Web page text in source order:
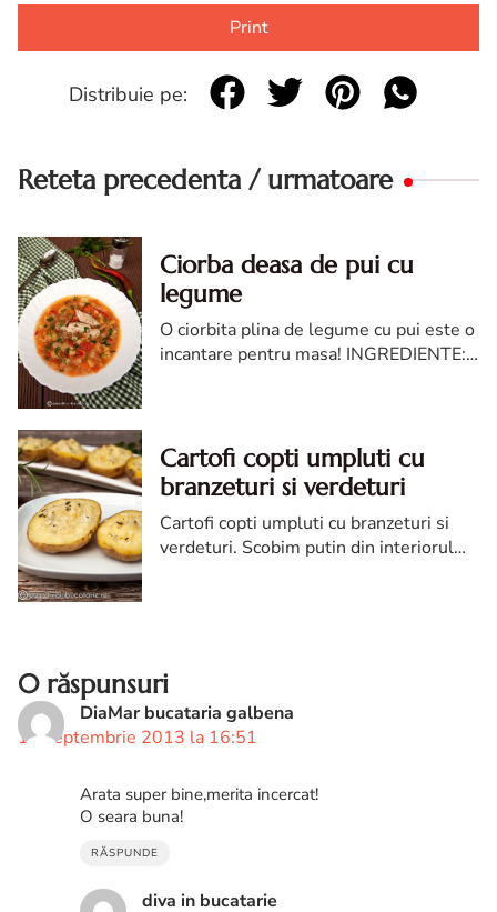
Print
Distribuie pe:
Reteta precedenta / urmatoare
Ciorba deasa de pui cu
legume
O ciorbita plina de legume cu pui este o
incantare pentru masa! INGREDIENTE:
Cartofi copti umpluti cu
branzeturi si verdeturi
Cartofi copti umpluti cu branzeturi si
verdeturi. Scobim putin din interiorul
0 răspunsuri
DiaMar bucataria galbena
11 septembrie 2013 la 16:51
Arata super bine,merita incercat!
O seara buna!
RĂSPUNDE
diva in bucatarie